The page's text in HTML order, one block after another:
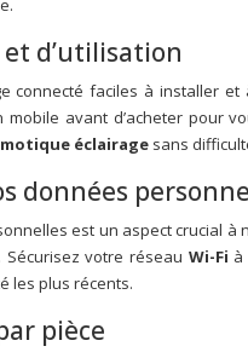
d’utilisation
connecté faciles à installer
mobile avant d’acheter
éclairage sans
données
est un aspect crucial à
votre réseau Wi-Fi à
les plus récents.
pièce